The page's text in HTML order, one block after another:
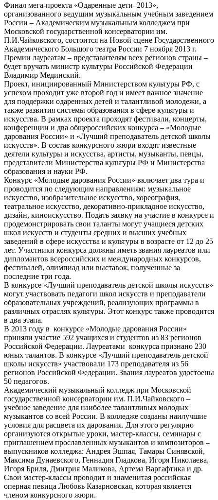
Финал мега-проекта «Одаренные дети–2013»,
организованного ведущим музыкальным учебным заведением
России – Академическим музыкальным колледжем при
Московской государственной консерватории им.
П.И.Чайковского, состоится на Новой сцене Государственного
Академического Большого театра России 7 ноября 2013 г.
Премии лауреатам – представителям всех регионов страны –
будет вручать министр культуры Российской Федерации
Владимир Мединский.
Проект, инициированный Министерством культуры РФ, с
успехом проходит уже второй год и имеет важное значение
для поддержки одаренных детей и талантливой молодежи, а
также развития системы образования в сфере культуры и
искусства. В рамках проекта проходят фестивали, концерты,
конференции и два общероссийских конкурса – «Молодые
дарования России» и «Лучший преподаватель детской школы
искусств». В состав конкурсного жюри входят известные
деятели культуры и искусства, артисты, музыканты, певцы,
представители Министерства культуры РФ и Министерства
образования и науки РФ.
Конкурс «Молодые дарования России» включает два тура и
проводится по следующим направлениям: музыкальное
искусство, изобразительное искусство, хореография,
театральное искусство, декоративно-прикладное искусство,
дизайн, киноискусство. Подать заявку на участие в конкурсе и
продемонстрировать свои таланты могут учащиеся детских
школ искусств и студенты средних и высших учебных
заведений в сфере искусства и культуры в возрасте от 12 до 25
лет. Участники конкурса должны иметь звания лауреатов или
дипломантов всероссийских и международных конкурсов,
фестивалей, олимпиад или выставок, полученные за
последние три года.
В конкурсе «Лучший преподаватель детской школы искусств»
могут участвовать педагоги школ искусств и преподаватели
образовательных учреждений, реализующих программы в
различных отраслях культуры. Этот конкурс также проводится
в два этапа.
В 2013 году в конкурсе «Молодые дарования России»
приняли участие 592 учащихся и студентов из 83 регионов
Российской Федерации. Лауреатами конкурса признано 230
юных талантов. В конкурсе «Лучший преподаватель детской
школы искусств» участвовали 173 преподавателя из 56
регионов Российской Федерации. Звания лауреатов удостоены
50 педагогов.
Академический музыкальный колледж при Московской
государственной консерватории им. П.И.Чайковского –
учебное заведение для наиболее талантливых молодых
музыкантов со всей России. В колледже созданы наилучшие
условия для расцвета их дарования. Для этого регулярно
организуются открытые уроки, мастер-классы, семинары с
приглашением прославленных музыкантов и композиторов –
выпускников колледжа: Андрея Эшпая, Тамары Синявской,
Максима Дунаевского, Геннадия Гладкова, Игоря Николаева,
Игоря Бриля, Дмитрия Маликова, Артема Варгафтика и др.
Свои мастер-классы проводит и знаменитая российская
оперная певица Любовь Казарновская, которая является
членом конкурсного жюри.